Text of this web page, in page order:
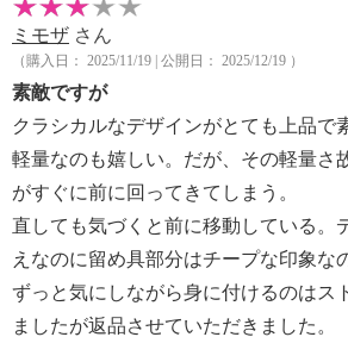
ミモザ さん
（購入日： 2025/11/19 | 公開日： 2025/12/19 ）
素敵ですが
クラシカルなデザインがとても上品で
軽量なのも嬉しい。だが、その軽量さ
がすぐに前に回ってきてしまう。
直しても気づくと前に移動している。
えなのに留め具部分はチープな印象な
ずっと気にしながら身に付けるのはス
ましたが返品させていただきました。